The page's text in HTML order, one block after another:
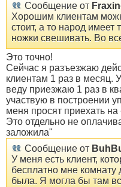
Сообщение от
Хорошим клиентам
стоит, а то народ
ножки свешивать. Во
Это точно!
Сейчас я разъезжаю
клиентам 1 раз в месяц.
веду приезжаю 1 раз в
участвую в построении
меня просят приехать
Это отдельно не
заложила"
Сообщение от
У меня есть клиент,
бесплатно мне комнату
была. Я могла бы там